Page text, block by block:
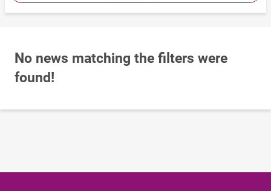
No news matching the filters were
found!